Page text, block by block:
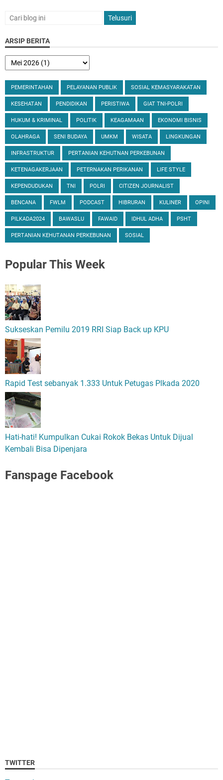
ARSIP BERITA
PEMERINTAHAN PELAYANAN PUBLIK SOSIAL KEMASYARAKATAN
KESEHATAN PENDIDIKAN PERISTIWA GIAT TNI-POLRI
HUKUM & KRIMINAL POLITIK KEAGAMAAN EKONOMI BISNIS
OLAHRAGA SENI BUDAYA UMKM WISATA LINGKUNGAN
INFRASTRUKTUR PERTANIAN KEHUTNAN PERKEBUNAN
KETENAGAKERJAAN PETERNAKAN PERIKANAN LIFE STYLE
KEPENDUDUKAN TNI POLRI CITIZEN JOURNALIST
BENCANA FWLM PODCAST HIBRURAN KULINER OPINI
PILKADA2024 BAWASLU FAWAID IDHUL ADHA PSHT
PERTANIAN KEHUTANAN PERKEBUNAN SOSIAL
PopularThis Week
Sukseskan Pemilu 2019 RRI Siap Back up KPU
Rapid Test sebanyak 1.333 Untuk Petugas Plkada 2020
Hati-hati! Kumpulkan Cukai Rokok Bekas Untuk Dijual
Kembali Bisa Dipenjara
Fanspage Facebook
TWITTER